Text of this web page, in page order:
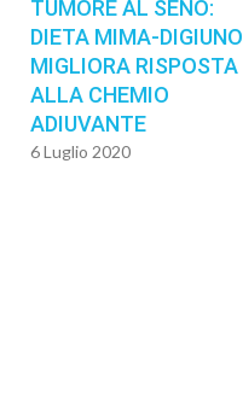
TUMORE AL SENO:
DIETA MIMA-DIGIUNO
MIGLIORA RISPOSTA
ALLA CHEMIO
ADIUVANTE
6 Luglio 2020